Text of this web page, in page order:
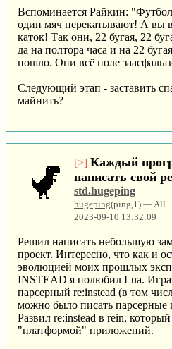
Вспоминается Райкин:
один мяч перекатывают! А вы
каток! Так они, 22 бугая, 22
да на полтора часа и на 22
пошло. Они всё поле
Следующий этап - заставить
майнить?
[>] Каждый
написать свой
std.hugeping
hugeping(ping,1) — All
2023-09-10 13:32:09
Решил написать небольшую
проект. Интересно, что как и
эволюцией моих прошлых
INSTEAD я полюбил Lua.
парсерный re:instead (в том
можно было писать парсерные
Развил re:instead в rein,
"платформой" приложений.